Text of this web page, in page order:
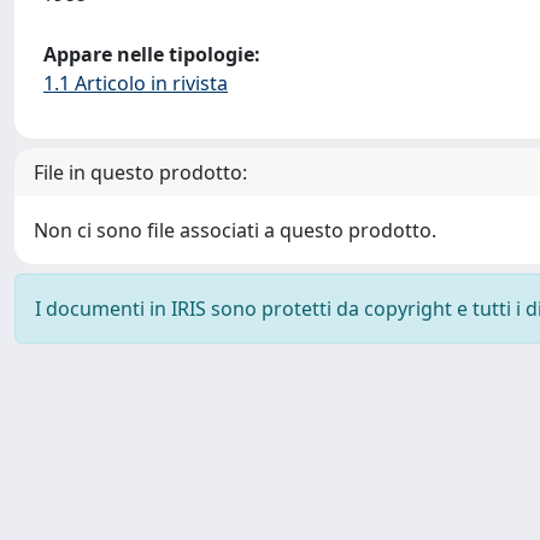
Appare nelle tipologie:
1.1 Articolo in rivista
File in questo prodotto:
Non ci sono file associati a questo prodotto.
I documenti in IRIS sono protetti da copyright e tutti i